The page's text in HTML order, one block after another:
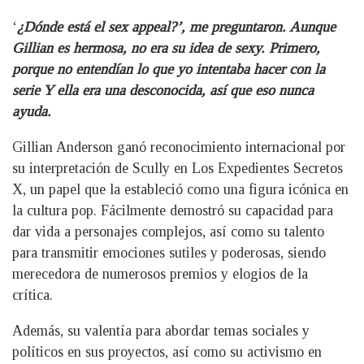
‘¿Dónde está el sex appeal?’, me preguntaron. Aunque
Gillian es hermosa, no era su idea de sexy. Primero,
porque no entendían lo que yo intentaba hacer con la
serie Y ella era una desconocida, así que eso nunca
ayuda.
Gillian Anderson ganó reconocimiento internacional por
su interpretación de Scully en Los Expedientes Secretos
X, un papel que la estableció como una figura icónica en
la cultura pop. Fácilmente demostró su capacidad para
dar vida a personajes complejos, así como su talento
para transmitir emociones sutiles y poderosas, siendo
merecedora de numerosos premios y elogios de la
crítica.
Además, su valentía para abordar temas sociales y
políticos en sus proyectos, así como su activismo en